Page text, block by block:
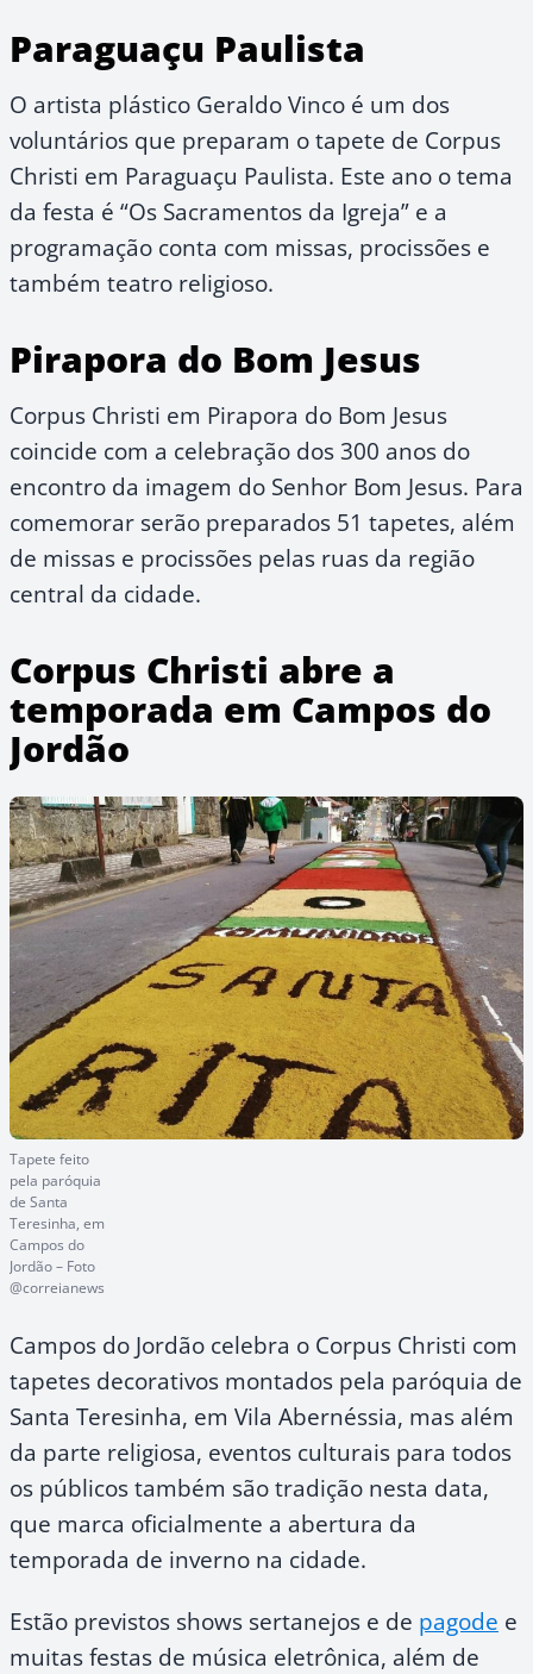
Paraguaçu Paulista
O artista plástico Geraldo Vinco é um dos
voluntários que preparam o tapete de Corpus
Christi em Paraguaçu Paulista. Este ano o tema
da festa é “Os Sacramentos da Igreja” e a
programação conta com missas, procissões e
também teatro religioso.
Pirapora do Bom Jesus
Corpus Christi em Pirapora do Bom Jesus
coincide com a celebração dos 300 anos do
encontro da imagem do Senhor Bom Jesus. Para
comemorar serão preparados 51 tapetes, além
de missas e procissões pelas ruas da região
central da cidade.
Corpus Christi abre a
temporada em Campos do
Jordão
Tapete feito
pela paróquia
de Santa
Teresinha, em
Campos do
Jordão – Foto
@correianews
Campos do Jordão celebra o Corpus Christi com
tapetes decorativos montados pela paróquia de
Santa Teresinha, em Vila Abernéssia, mas além
da parte religiosa, eventos culturais para todos
os públicos também são tradição nesta data,
que marca oficialmente a abertura da
temporada de inverno na cidade.
Estão previstos shows sertanejos e de pagode e
muitas festas de música eletrônica, além de